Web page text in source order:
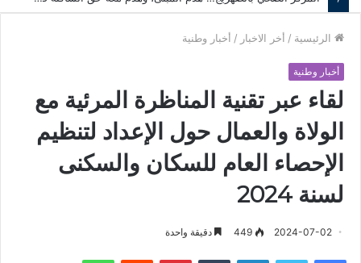
الرئيسية / أخر الاخبار / أخبار وطنية
أخبار وطنية
لقاء عبر تقنية المناظرة المرئية مع
الولاة والعمال حول الإعداد لتنظيم
الإحصاء العام للسكان والسكنى
لسنة 2024
2024-07-02
449 دقيقة واحدة
فيسبوك لينكدإن بينتيريست